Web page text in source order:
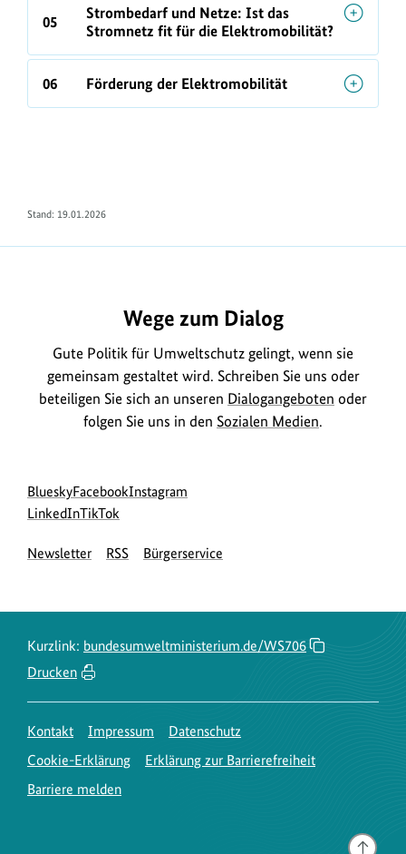
05
Strombedarf und Netze: Ist das
Stromnetz fit für die Elektromobilität?
06 Förderung der Elektromobilität
Stand: 19.01.2026
Wege zum Dialog
Gute Politik für Umweltschutz gelingt, wenn sie
gemeinsam gestaltet wird. Schreiben Sie uns oder
beteiligen Sie sich an unseren Dialogangeboten oder
folgen Sie uns in den Sozialen Medien.
Social
Media
Blueskyzur
Bluesky-
des
Facebookzur
des
Instagram
des
LinkedInzur
Seite
zur
Seite
TikTok
Newsletter RSS Bürgerservice
Kurzlink: bundesumweltministerium.de/WS706
Drucken
Kontakt Impressum
Datenschutz
Cookie-Erklärung
Erklärung zur Barrierefreiheit
Barriere melden
Gehe